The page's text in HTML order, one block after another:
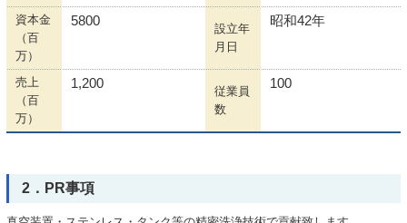
資本金
（百
万）
5800
設立年
月日
昭和42年
売上
（百
万）
1,200
従業員
数
100
2．PR事項